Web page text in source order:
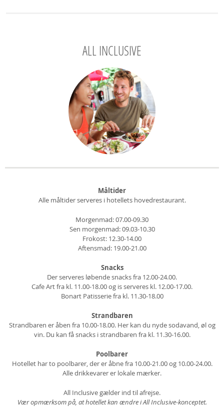
ALL INCLUSIVE
Måltider
Alle måltider serveres i hotellets hovedrestaurant.
Morgenmad: 07.00-09.30
Sen morgenmad: 09.03-10.30
Frokost: 12.30-14.00
Aftensmad: 19.00-21.00
Snacks
Der serveres løbende snacks fra 12.00-24.00.
Cafe Art fra kl. 11.00-18.00 og is serveres kl. 12.00-17.00.
Bonart Patisserie fra kl. 11.30-18.00
Strandbaren
Strandbaren er åben fra 10.00-18.00. Her kan du nyde sodavand, øl og
vin. Du kan få snacks i strandbaren fra kl. 11.30-16.00.
Poolbarer
Hotellet har to poolbarer, der er åbne fra 10.00-21.00 og 10.00-24.00.
Alle drikkevarer er lokale mærker.
All Inclusive gælder ind til afrejse.
Vær opmærksom på, at hotellet kan ændre i All Inclusive-konceptet.